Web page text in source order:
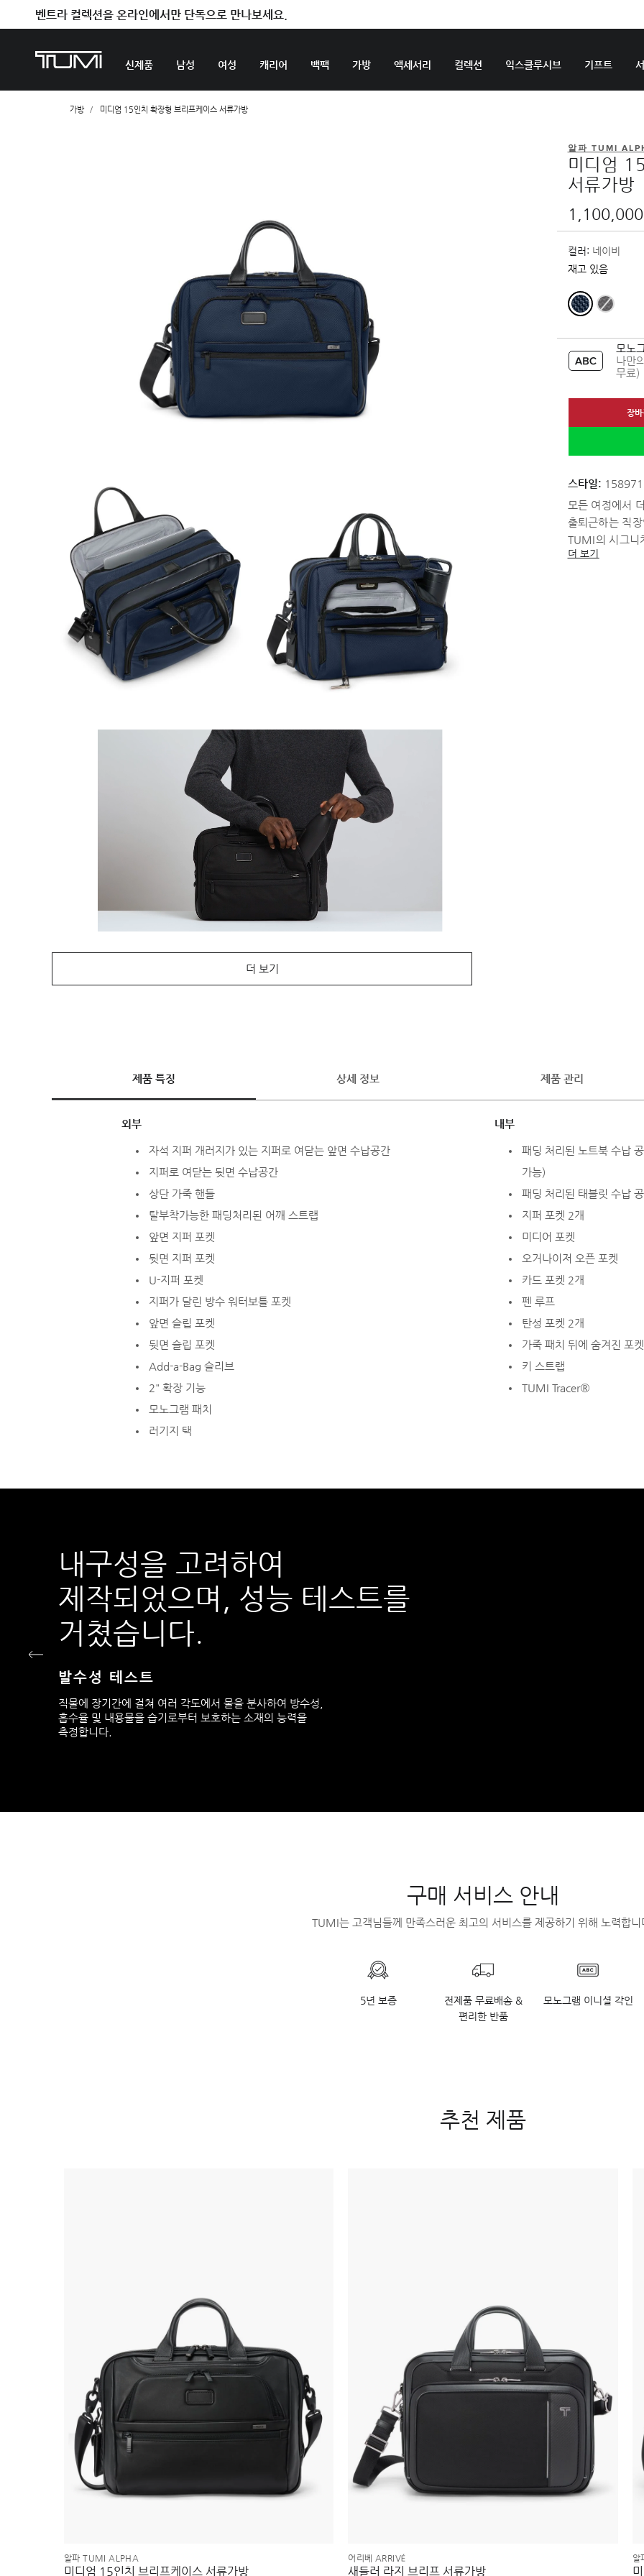
벤트라 컬렉션을 온라인에서만 단독으로 만나보세요.
신제품 남성 여성 캐리어 백팩 가방 액세서리 컬렉션 익스클루시브 기프트
가방 미디엄 15인치 확장형 브리프케이스 서류가방
더 보기
알파 TUMI
미디엄
서류가방
컬러: 네이비
재고 있음
모노
나만
무료)
장
스타일:
모든 여정에서
출퇴근하는 직
TUMI의 시그니
필수품을 효율
더 보기
제품 특징 상세 정보 제품 관리
외부
자석 지퍼 개러지가 있는 지퍼로 여닫는 앞면 수납공간
지퍼로 여닫는 뒷면 수납공간
상단 가죽 핸들
탈부착가능한 패딩처리된 어깨 스트랩
앞면 지퍼 포켓
뒷면 지퍼 포켓
U-지퍼 포켓
지퍼가 달린 방수 워터보틀 포켓
앞면 슬립 포켓
뒷면 슬립 포켓
Add-a-Bag 슬리브
2" 확장 기능
모노그램 패치
러기지 택
내부
패딩 처리된 노트북 수납
가능)
패딩 처리된 태블릿 수납
지퍼 포켓 2개
미디어 포켓
오거나이저 오픈 포켓
카드 포켓 2개
펜 루프
탄성 포켓 2개
가죽 패치 뒤에 숨겨진 포켓
키 스트랩
TUMI Tracer®
내구성을 고려하여
제작되었으며, 성능 테스트를
거쳤습니다.
발수성 테스트
직물에 장기간에 걸쳐 여러 각도에서 물을 분사하여 방수성,
흡수율 및 내용물을 습기로부터 보호하는 소재의 능력을
측정합니다.
구매 서비스 안내
TUMI는 고객님들께 만족스러운 최고의 서비스를 제공하기 위해 노력합니
5년 보증
전제품 무료배송 &
편리한 반품
모노그램 이니셜 각인
추천 제품
알파 TUMI ALPHA
미디엄 15인치 브리프케이스 서류가방
어리베 ARRIVÉ
새들러 라지 브리프 서류가방
알